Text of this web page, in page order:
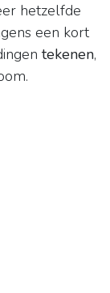
hetzelfde
een kort
tekenen,